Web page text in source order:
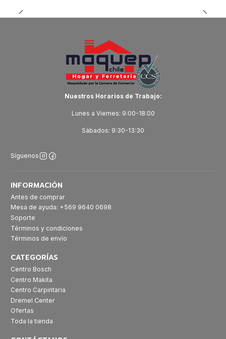
Nuestros Horarios de Trabajo:
Lunes a Viernes: 9:00-18:00
Sábados: 9:30-13:30
Síguenos
INFORMACIÓN
Antes de comprar
Mesa de ayuda: +569 9640 0698
Soporte
Términos y condiciones
Términos de envío
CATEGORÍAS
Centro Bosch
Centro Makita
Centro Carpintaria
Dremel Center
Ofertas
Toda la tienda